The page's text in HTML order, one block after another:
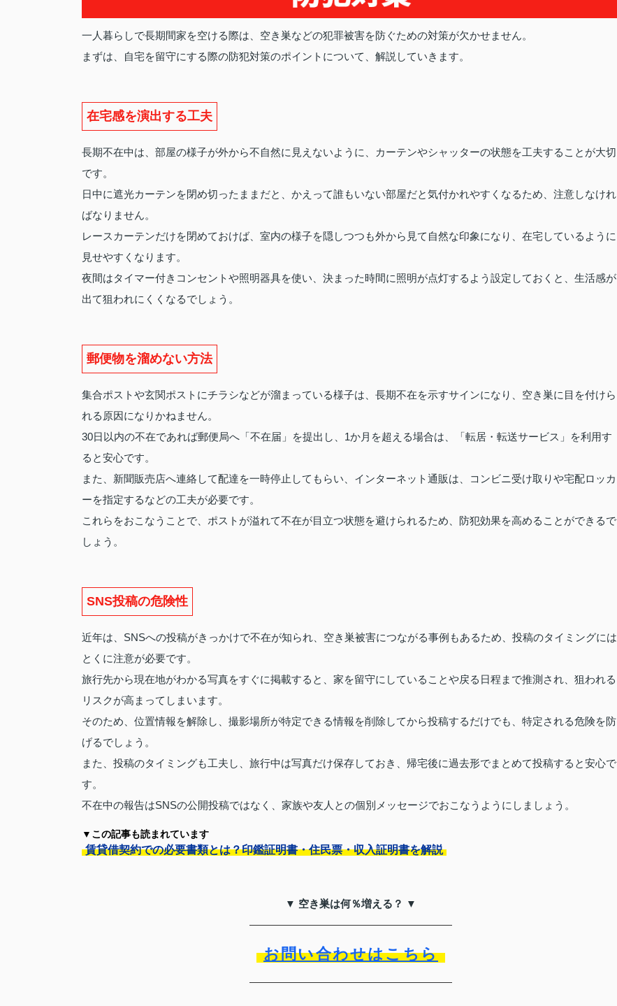
一人暮らしで長期間家を空ける際は、空き巣などの犯罪被害を防ぐための対策が欠かせません。
まずは、自宅を留守にする際の防犯対策のポイントについて、解説していきます。
在宅感を演出する工夫
長期不在中は、部屋の様子が外から不自然に見えないように、カーテンやシャッターの状態を工夫することが大切
です。
日中に遮光カーテンを閉め切ったままだと、かえって誰もいない部屋だと気付かれやすくなるため、注意しなけれ
ばなりません。
レースカーテンだけを閉めておけば、室内の様子を隠しつつも外から見て自然な印象になり、在宅しているように
見せやすくなります。
夜間はタイマー付きコンセントや照明器具を使い、決まった時間に照明が点灯するよう設定しておくと、生活感が
出て狙われにくくなるでしょう。
郵便物を溜めない方法
集合ポストや玄関ポストにチラシなどが溜まっている様子は、長期不在を示すサインになり、空き巣に目を付けら
れる原因になりかねません。
30日以内の不在であれば郵便局へ「不在届」を提出し、1か月を超える場合は、「転居・転送サービス」を利用す
ると安心です。
また、新聞販売店へ連絡して配達を一時停止してもらい、インターネット通販は、コンビニ受け取りや宅配ロッカ
ーを指定するなどの工夫が必要です。
これらをおこなうことで、ポストが溢れて不在が目立つ状態を避けられるため、防犯効果を高めることができるで
しょう。
SNS投稿の危険性
近年は、SNSへの投稿がきっかけで不在が知られ、空き巣被害につながる事例もあるため、投稿のタイミングには
とくに注意が必要です。
旅行先から現在地がわかる写真をすぐに掲載すると、家を留守にしていることや戻る日程まで推測され、狙われる
リスクが高まってしまいます。
そのため、位置情報を解除し、撮影場所が特定できる情報を削除してから投稿するだけでも、特定される危険を防
げるでしょう。
また、投稿のタイミングも工夫し、旅行中は写真だけ保存しておき、帰宅後に過去形でまとめて投稿すると安心で
す。
不在中の報告はSNSの公開投稿ではなく、家族や友人との個別メッセージでおこなうようにしましょう。
▼この記事も読まれています
賃貸借契約での必要書類とは？印鑑証明書・住民票・収入証明書を解説
▼ 空き巣は何％増える？ ▼
お問い合わせはこちら